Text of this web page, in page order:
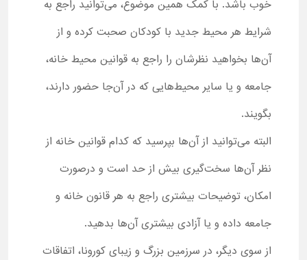
خوب باشد. با کمک همین موضوع، می‌توانید راجع به
شرایط هر محیط جدید با کودکان صحبت کرده و از
آن‌ها بخواهید نظرشان را راجع به قوانین محیط خانه،
جامعه و یا سایر محیط‌هایی که در آن‌جا حضور دارند،
بگویند.
البته می‌توانید از آن‌ها بپرسید که کدام قوانین خانه از
نظر آن‌ها سخت‌گیری بیش از حد است و درصورت
امکان، توضیحات بیشتری راجع به هر قانون خانه و
جامعه داده و یا آزادی بیشتری آن‌ها بدهید.
از سوی دیگر، در سرزمین بزرگ و زیبای کورونا، اتفاقات